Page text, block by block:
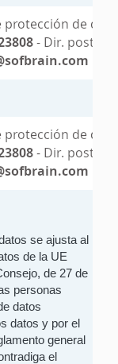
se ajusta al
de la UE
de 27 de
personas
datos
datos y por el
general
el